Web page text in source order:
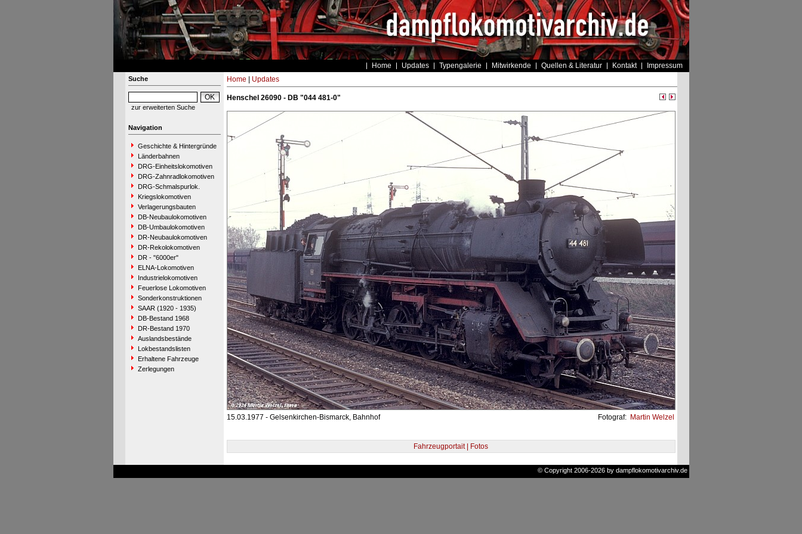
Home Updates Typengalerie Mitwirkende Quellen & Literatur Kontakt Impressum
Suche
zur erweiterten Suche
Navigation
Geschichte & Hintergründe
Länderbahnen
DRG-Einheitslokomotiven
DRG-Zahnradlokomotiven
DRG-Schmalspurlok.
Kriegslokomotiven
Verlagerungsbauten
DB-Neubaulokomotiven
DB-Umbaulokomotiven
DR-Neubaulokomotiven
DR-Rekolokomotiven
DR - "6000er"
ELNA-Lokomotiven
Industrielokomotiven
Feuerlose Lokomotiven
Sonderkonstruktionen
SAAR (1920 - 1935)
DB-Bestand 1968
DR-Bestand 1970
Auslandsbestände
Lokbestandslisten
Erhaltene Fahrzeuge
Zerlegungen
Home Updates
Henschel 26090 - DB "044 481-0"
15.03.1977 - Gelsenkirchen-Bismarck, Bahnhof Fotograf: Martin Welzel
Fahrzeugportait | Fotos
© Copyright 2006-2026 by dampflokomotivarchiv.de